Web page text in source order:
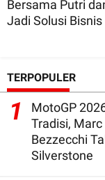
Bersama Putri
Jadi Solusi
TERPOPULER
1
MotoGP
Tradisi,
Bezzecchi
Silverstone